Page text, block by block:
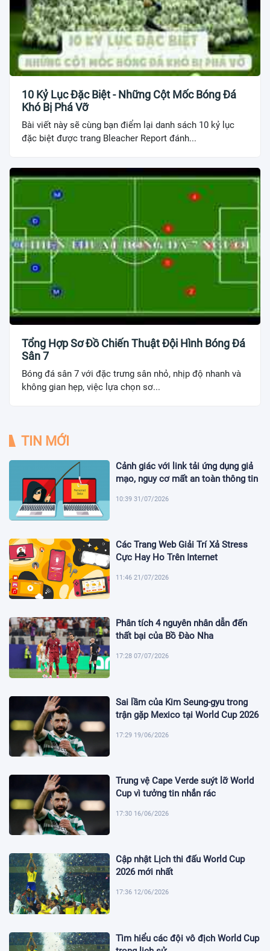
10 Kỷ Lục Đặc Biệt - Những Cột Mốc Bóng Đá
Khó Bị Phá Vỡ
Bài viết này sẽ cùng bạn điểm lại danh sách 10 kỷ lục
đặc biệt được trang Bleacher Report đánh...
Tổng Hợp Sơ Đồ Chiến Thuật Đội Hình Bóng Đá
Sân 7
Bóng đá sân 7 với đặc trưng sân nhỏ, nhịp độ nhanh và
không gian hẹp, việc lựa chọn sơ...
TIN MỚI
Cảnh giác với link tải ứng dụng giả
mạo, nguy cơ mất an toàn thông tin
10:39 31/07/2026
Các Trang Web Giải Trí Xả Stress
Cực Hay Ho Trên Internet
11:46 21/07/2026
Phân tích 4 nguyên nhân dẫn đến
thất bại của Bồ Đào Nha
17:28 07/07/2026
Sai lầm của Kim Seung-gyu trong
trận gặp Mexico tại World Cup 2026
17:29 19/06/2026
Trung vệ Cape Verde suýt lỡ World
Cup vì tưởng tin nhắn rác
17:30 16/06/2026
Cập nhật Lịch thi đấu World Cup
2026 mới nhất
17:36 12/06/2026
Tìm hiểu các đội vô địch World Cup